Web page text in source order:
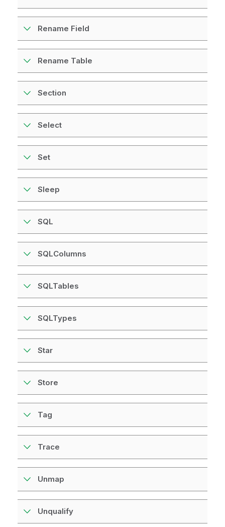
Rename Field
Rename Table
Section
Select
Set
Sleep
SQL
SQLColumns
SQLTables
SQLTypes
Star
Store
Tag
Trace
Unmap
Unqualify